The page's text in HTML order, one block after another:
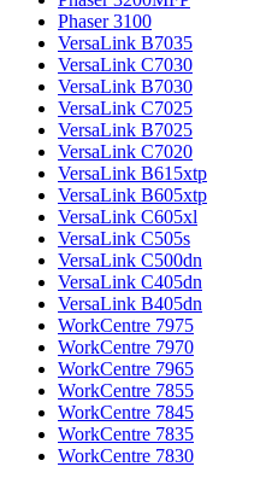
Phaser 3100
VersaLink B7035
VersaLink C7030
VersaLink B7030
VersaLink C7025
VersaLink B7025
VersaLink C7020
VersaLink B615xtp
VersaLink B605xtp
VersaLink C605xl
VersaLink C505s
VersaLink C500dn
VersaLink C405dn
VersaLink B405dn
WorkCentre 7975
WorkCentre 7970
WorkCentre 7965
WorkCentre 7855
WorkCentre 7845
WorkCentre 7835
WorkCentre 7830